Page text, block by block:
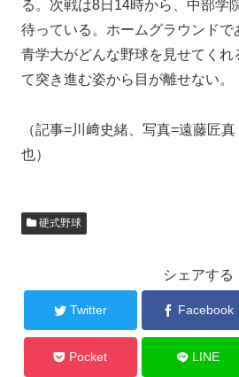
る。次戦は8日14時から、中部学
待っている。ホームグラウンドで
青学大がどんな野球を見せてくれ
て突き進む姿から目が離せない。
（記事=川﨑史緒、写真=遠藤匠
也）
硬式野球
シェアする
Twitter Facebook
Pocket LINE